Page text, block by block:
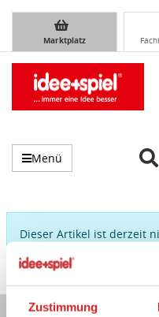
Zustimmung
Marktplatz
Menü
Dieser Artikel ist derzeit